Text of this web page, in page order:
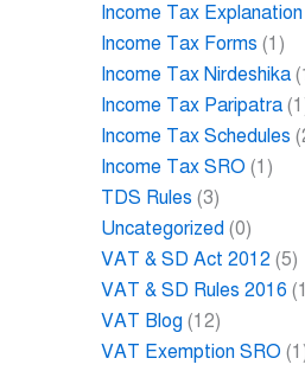
Income Tax Explanation
Income Tax Forms (1)
Income Tax Nirdeshika
Income Tax Paripatra
Income Tax Schedules
Income Tax SRO (1)
TDS Rules (3)
Uncategorized (0)
VAT & SD Act 2012 (5)
VAT & SD Rules 2016
VAT Blog (12)
VAT Exemption SRO